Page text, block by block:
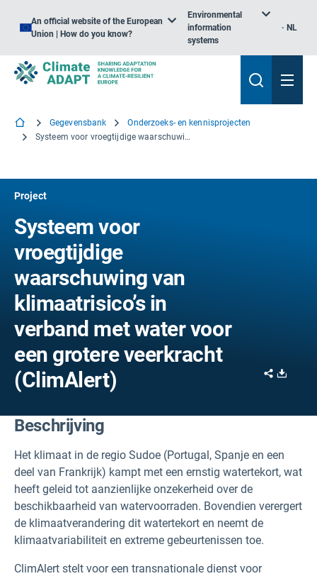
An official website of the European
Union | How do you know?
Environmental
information
systems
NL
Gegevensbank
Onderzoeks- en kennisprojecten
Systeem voor vroegtijdige waarschuwing van klimaatrisico’s in verband met water voor een grotere veerkracht
Project
Systeem voor
vroegtijdige
waarschuwing van
klimaatrisico’s in
verband met water voor
een grotere veerkracht
(ClimAlert)
Share
Beschrijving
Het klimaat in de regio Sudoe (Portugal, Spanje en een
deel van Frankrijk) kampt met een ernstig watertekort, wat
heeft geleid tot aanzienlijke onzekerheid over de
beschikbaarheid van watervoorraden. Bovendien verergert
de klimaatverandering dit watertekort en neemt de
klimaatvariabiliteit en extreme gebeurtenissen toe.
ClimAlert stelt voor een transnationale dienst voor